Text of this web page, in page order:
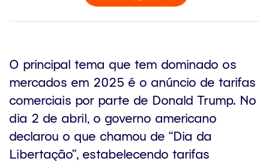
O principal tema que tem dominado os
mercados em 2025 é o anúncio de tarifas
comerciais por parte de Donald Trump. No
dia 2 de abril, o governo americano
declarou o que chamou de “Dia da
Libertação”, estabelecendo tarifas